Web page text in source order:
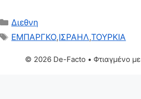
Κατηγορίες
Διεθνη
Ετικέτες
ΕΜΠΑΡΓΚΟ,ΙΣΡΑΗΛ,ΤΟΥΡΚΙΑ
© 2026 De-Facto • Φτιαγμένο με